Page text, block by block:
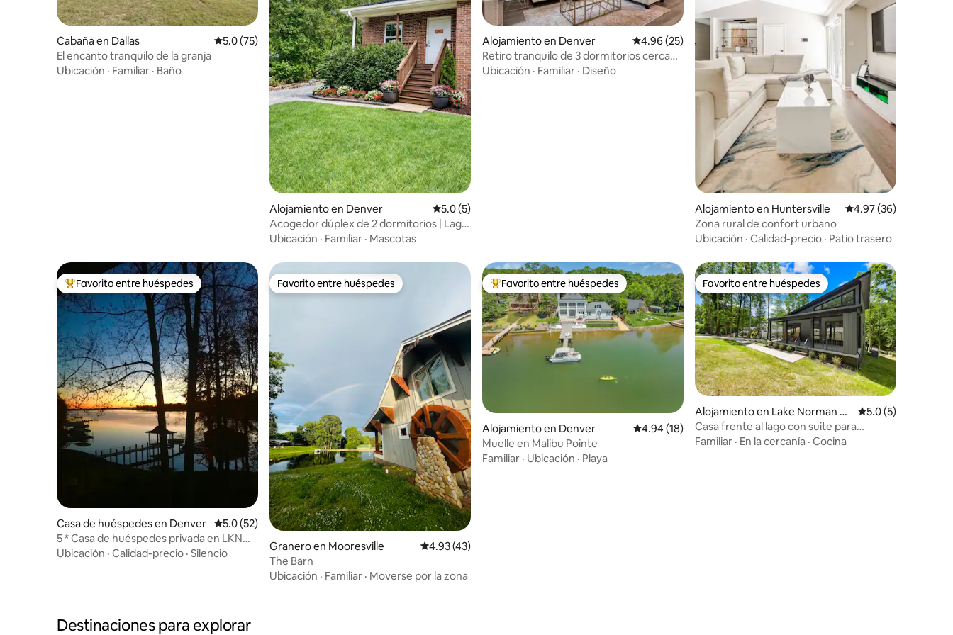
Cabaña en Dallas Calificación promedio: 5.0 de 5, 75 reseñas
5.0 (75)
El encanto tranquilo de la granja
Ubicación · Familiar · Baño
Alojamiento en Denver Calificación promedio: 5.0 de 5, 5 reseñas
5.0 (5)
Acogedor dúplex de 2 dormitorios | Lago
Norman | Charlotte | Tranquilo
Ubicación · Familiar · Mascotas
Alojamiento en Denver Calificación promedio: 4.96 de 5, 25 reseñas
4.96 (25)
Retiro tranquilo de 3 dormitorios cerca
de LKN
Ubicación · Familiar · Diseño
Alojamiento en Huntersville Calificación
4.97 (36)
Zona rural de confort urbano
Ubicación · Calidad-precio · Patio trasero
Favorito entre huéspedes preferido
Favorito entre huéspedes
Casa de huéspedes en Denver Calificación promedio: 5.0 de 5, 52 reseñas
5.0 (52)
5 * Casa de huéspedes privada en LKN
con acceso al muelle del lago
Ubicación · Calidad-precio · Silencio
Favorito entre huéspedes
Favorito entre huéspedes
Granero en Mooresville Calificación promedio: 4.93 de 5, 43 reseñas
4.93 (43)
The Barn
Ubicación · Familiar · Moverse por la zona
Favorito entre huéspedes preferido
Favorito entre huéspedes
Alojamiento en Denver Calificación promedio: 4.94 de 5, 18 reseñas
4.94 (18)
Muelle en Malibu Pointe
Familiar · Ubicación · Playa
Favorito entre huéspedes
Favorito entre huéspedes
Alojamiento en Lake Norman of
Catawba
Calificación
5.0 (5)
Casa frente al lago con suite para
invitados + kayaks y fogata
Familiar · En la cercanía · Cocina
Destinaciones para explorar